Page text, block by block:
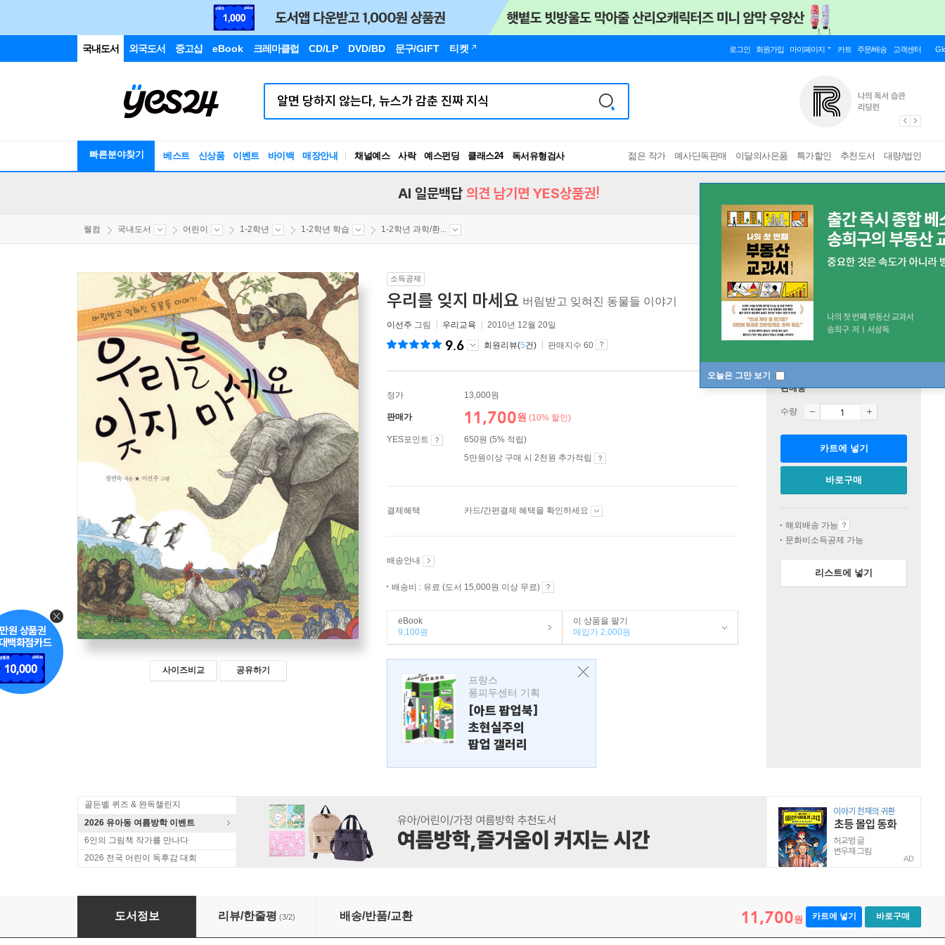
국내도서 외국도서 중고샵 eBook 크레마클럽 CD/LP DVD/BD 문구/GIFT 티켓 로그인 회원가입 마이페이지 카트 주문/배송 고객센터
빠른분야찾기 베스트 신상품 이벤트 바이백 매장안내 채널예스 사락 예스펀딩 클래스24
독서유형검사
RBTI Lab
젊은 작가 예사단독판매 이달의사은품 특가할인 추천도서 대량/법인
오늘은 그만 보기
AI 일문백답 의견 남기면 YES상품권!
웰컴 국내도서 어린이 1-2학년 1-2학년 학습 1-2학년 과학/환...
사이즈비교 공유하기
소득공제
우리를 잊지 마세요 버림받고 잊혀진 동물들 이야기
이선주 그림 우리교육 2010년 12월 20일
9.6 회원리뷰(5건) 판매지수 60
정가 13,000원
판매가 11,700원 (10% 할인)
YES포인트
650원 (5% 적립)
5만원이상 구매 시 2천원 추가적립
결제혜택 카드/간편결제 혜택을 확인하세요
배송안내
배송비 : 유료 (도서 15,000원 이상 무료)
eBook
9,100원
이 상품을 팔기
매입가 2,000원
프랑스
퐁피두센터 기획
[아트 팝업북]
초현실주의
팝업 갤러리
판매중
수량
카트에 넣기
바로구매
해외배송 가능
문화비소득공제 가능
리스트에 넣기
골든벨 퀴즈 & 완독챌린지
2026 유아동 여름방학 이벤트
6인의 그림책 작가를 만나다
2026 전국 어린이 독후감 대회
AD
우리를 잊지 마세요
도서정보 리뷰/한줄평 (3/2) 배송/반품/교환 11,700원 카트에 넣기 바로구매